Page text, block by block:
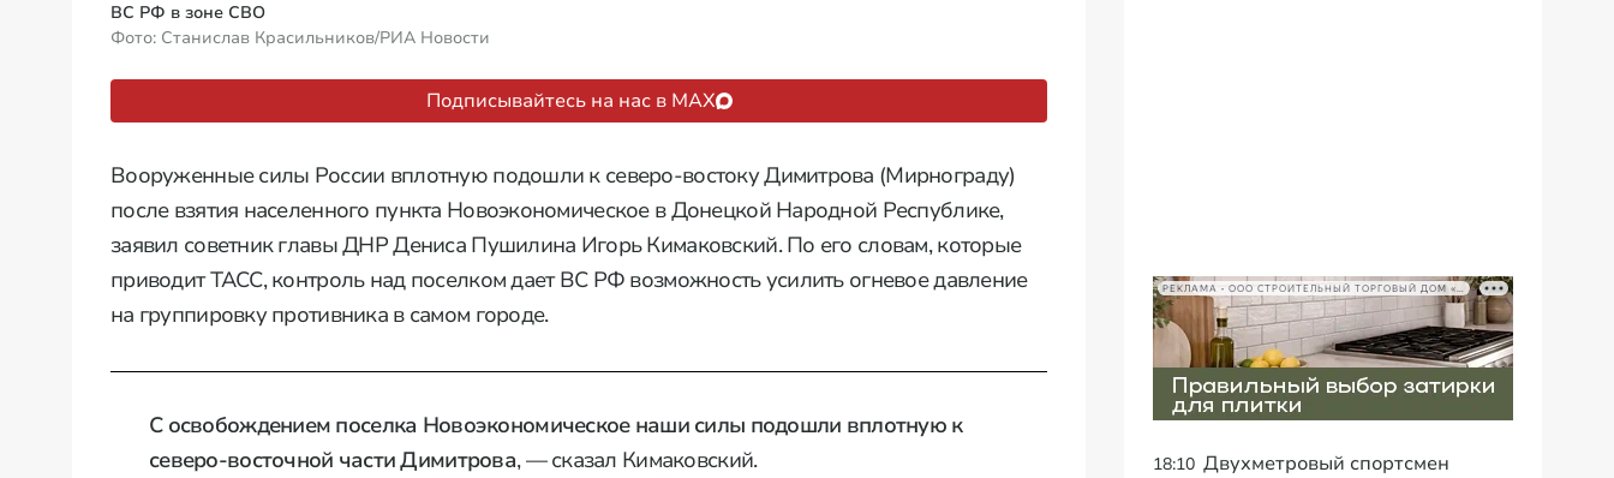
ВС РФ в зоне СВО
Фото: Станислав Красильников/РИА Новости
Подписывайтесь на нас в MAX
Вооруженные силы России вплотную подошли к северо-востоку Димитрова (Мирнограду)
после взятия населенного пункта Новоэкономическое в Донецкой Народной Республике,
заявил советник главы ДНР Дениса Пушилина Игорь Кимаковский. По его словам, которые
приводит ТАСС, контроль над поселком дает ВС РФ возможность усилить огневое давление
на группировку противника в самом городе.
С освобождением поселка Новоэкономическое наши силы подошли вплотную к
северо-восточной части Димитрова, — сказал Кимаковский. 18:10 Двухметровый спортсмен